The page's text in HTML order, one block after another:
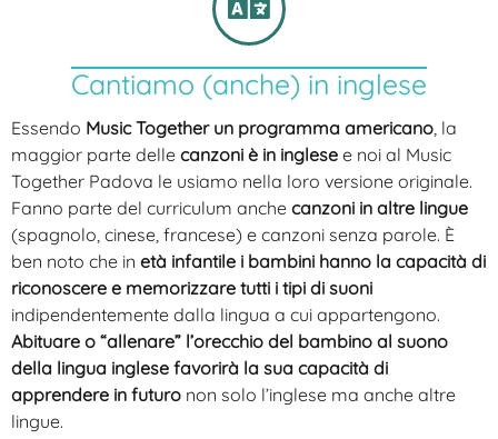
Cantiamo (anche) in inglese
Essendo Music Together un programma americano, la
maggior parte delle canzoni è in inglese e noi al Music
Together Padova le usiamo nella loro versione originale.
Fanno parte del curriculum anche canzoni in altre lingue
(spagnolo, cinese, francese) e canzoni senza parole. È
ben noto che in età infantile i bambini hanno la capacità di
riconoscere e memorizzare tutti i tipi di suoni
indipendentemente dalla lingua a cui appartengono.
Abituare o “allenare” l’orecchio del bambino al suono
della lingua inglese favorirà la sua capacità di
apprendere in futuro non solo l’inglese ma anche altre
lingue.